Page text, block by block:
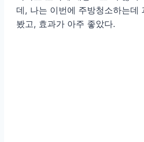
데, 나는 이번에 주방청소하는데
봤고, 효과가 아주 좋았다.